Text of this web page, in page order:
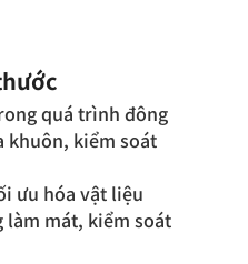
quá trình đông
khuôn, kiểm soát
ưu hóa vật liệu
làm mát, kiểm soát